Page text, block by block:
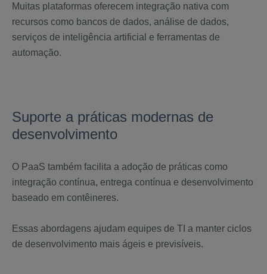
Muitas plataformas oferecem integração nativa com
recursos como bancos de dados, análise de dados,
serviços de inteligência artificial e ferramentas de
automação.
Suporte a práticas modernas de
desenvolvimento
O PaaS também facilita a adoção de práticas como
integração contínua, entrega contínua e desenvolvimento
baseado em contêineres.
Essas abordagens ajudam equipes de TI a manter ciclos
de desenvolvimento mais ágeis e previsíveis.